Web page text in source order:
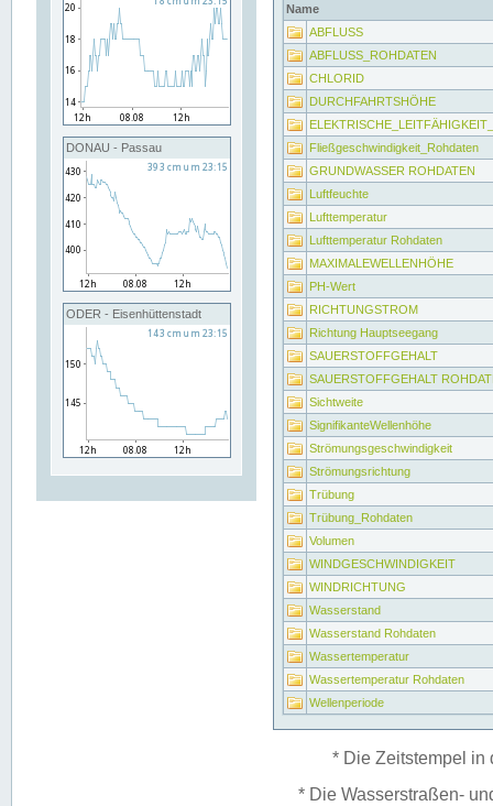
DONAU - Passau
ODER - Eisenhüttenstadt
Name
ABFLUSS
ABFLUSS_ROHDATEN
CHLORID
DURCHFAHRTSHÖHE
Fließgeschwindigkeit_Rohdaten
GRUNDWASSER ROHDATEN
Luftfeuchte
Lufttemperatur
Lufttemperatur Rohdaten
MAXIMALEWELLENHÖHE
PH-Wert
RICHTUNGSTROM
Richtung Hauptseegang
SAUERSTOFFGEHALT
SAUERSTOFFGEHALT
Sichtweite
SignifikanteWellenhöhe
Strömungsgeschwindigkeit
Strömungsrichtung
Trübung
Trübung_Rohdaten
Volumen
WINDGESCHWINDIGKEIT
WINDRICHTUNG
Wasserstand
Wasserstand Rohdaten
Wassertemperatur
Wassertemperatur Rohdaten
Wellenperiode
* Die Zeitstempel in
* Die Wasserstraßen-